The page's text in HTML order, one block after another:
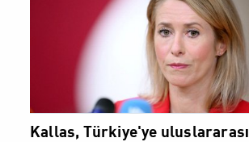
Kallas, Türkiye'ye uluslararası